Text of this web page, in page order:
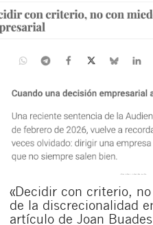
«Decidir con criterio,
de la discrecionalidad
artículo de Joan